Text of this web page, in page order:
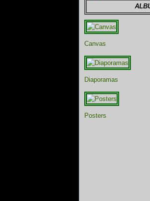
Canvas
Diaporamas
Posters